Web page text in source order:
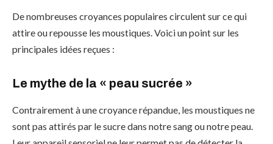
De nombreuses croyances populaires circulent sur ce qui
attire ou repousse les moustiques. Voici un point sur les
principales idées reçues :
Le mythe de la « peau sucrée »
Contrairement à une croyance répandue, les moustiques ne
sont pas attirés par le sucre dans notre sang ou notre peau.